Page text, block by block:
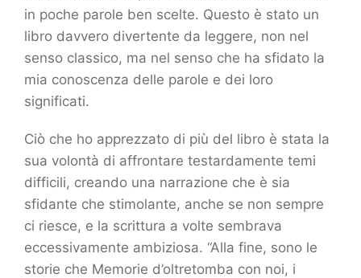
in poche parole ben scelte. Questo è stato un
libro davvero divertente da leggere, non nel
senso classico, ma nel senso che ha sfidato la
mia conoscenza delle parole e dei loro
significati.
Ciò che ho apprezzato di più del libro è stata la
sua volontà di affrontare testardamente temi
difficili, creando una narrazione che è sia
sfidante che stimolante, anche se non sempre
ci riesce, e la scrittura a volte sembrava
eccessivamente ambiziosa. “Alla fine, sono le
storie che Memorie d’oltretomba con noi, i